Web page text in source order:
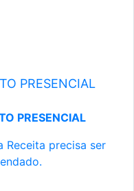
PRESENCIAL
PRESENCIAL
Receita precisa ser